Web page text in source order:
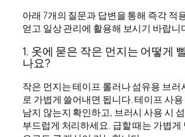
아래 7개의 질문과 답변을 통해 즉각 적
얻고 일상 관리에 활용해 보시기 바랍니
1. 옷에 묻은 작은 먼지는 어떻게
나요?
작은 먼지는 테이프 롤러나 섬유용 브러
로 가볍게 쓸어내면 됩니다. 테이프 사
남지 않는지 확인하고, 브러시 사용 시
부드럽게 처리하세요. 급할 때는 가볍게